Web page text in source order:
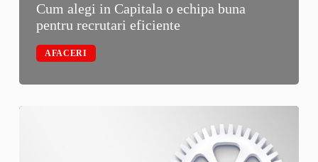
Cum alegi in Capitala o echipa buna
pentru recrutari eficiente
AFACERI